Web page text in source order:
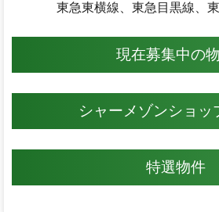
東急東横線、東急目黒線、
現在募集中の
シャーメゾンショッ
特選物件